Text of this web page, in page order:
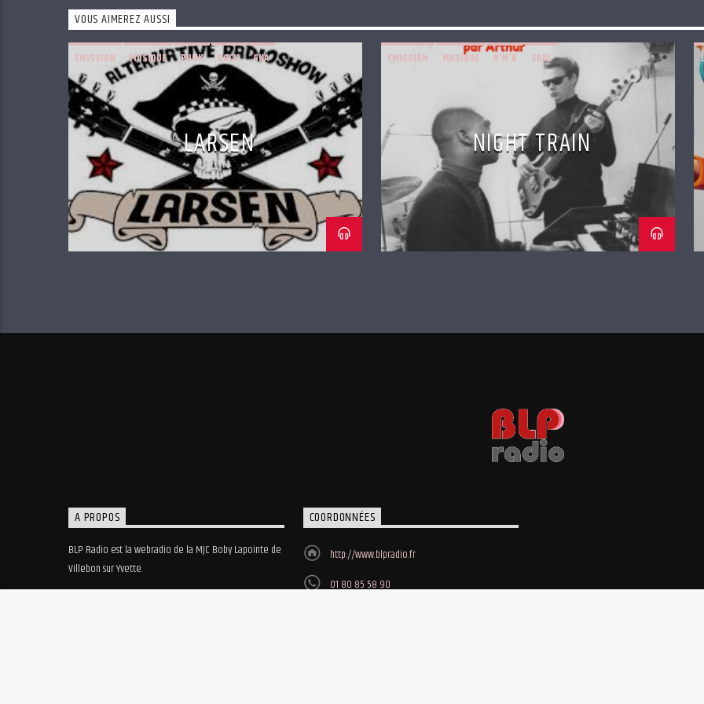
VOUS AIMEREZ AUSSI
EMISSION MUSIQUE PUNK ROCK SKA
LARSEN
EMISSION MUSIQUE R'N'B SOUL
NIGHT TRAIN
A PROPOS
BLP Radio est la webradio de la MJC Boby Lapointe de
Villebon sur Yvette.
COORDONNÉES
http://www.blpradio.fr
01 80 85 58 90